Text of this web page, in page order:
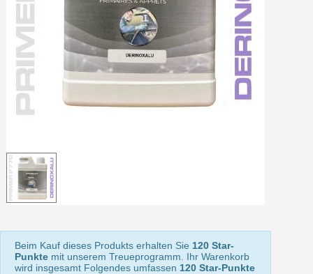
Ihr Online-Angebot
Teilen Sie Ihre Kreationen
Sammeln Sie mit
Rücksendung von
Beim Kauf dieses Produkts erhalten Sie 120 Star-
Punkte mit unserem Treueprogramm. Ihr Warenkorb
wird insgesamt Folgendes umfassen 120 Star-Punkte